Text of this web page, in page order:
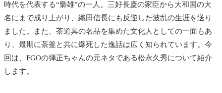
時代を代表する“梟雄”の一人。三好長慶の家臣から大和国の大
名にまで成り上がり、織田信長にも反逆した波乱の生涯を送り
ました。また、茶道具の名品を集めた文化人としての一面もあ
り、最期に茶釜と共に爆死した逸話は広く知られています。今
回は、FGOの弾正ちゃんの元ネタである松永久秀について紹介
します。